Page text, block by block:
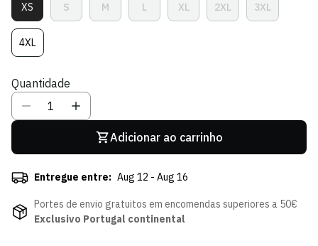
XSVariante
Esgotada
Ou
Indisponível
SVariante
Esgotada
MVariante
Esgotada
LVariante
Esgotada
XL
Variante
Esgotada
2XLVariante
Esgotada
3XLVariante
Esgotada
4XLVariante
Esgotada
Indisponível
Quantidade
Adicionar ao carrinho
Entregue entre: Aug 12 - Aug 16
Portes de envio gratuitos em encomendas superiores a 50€
Exclusivo Portugal continental